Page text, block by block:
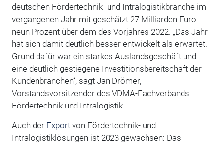
deutschen Fördertechnik- und Intralogistikbranche im
vergangenen Jahr mit geschätzt 27 Milliarden Euro
neun Prozent über dem des Vorjahres 2022. „Das Jahr
hat sich damit deutlich besser entwickelt als erwartet.
Grund dafür war ein starkes Auslandsgeschäft und
eine deutlich gestiegene Investitionsbereitschaft der
Kundenbranchen“, sagt Jan Drömer,
Vorstandsvorsitzender des VDMA-Fachverbands
Fördertechnik und Intralogistik.
Auch der Exportvon Fördertechnik- und
Intralogistiklösungen ist 2023 gewachsen: Das